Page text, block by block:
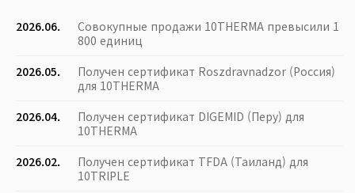
2026.06.
Совокупные продажи 10THERMA превысили 1
800 единиц
2026.05.
Получен сертификат Roszdravnadzor (Россия)
для 10THERMA
2026.04.
Получен сертификат DIGEMID (Перу) для
10THERMA
2026.02.
Получен сертификат TFDA (Таиланд) для
10TRIPLE